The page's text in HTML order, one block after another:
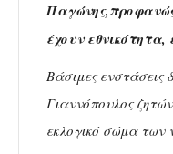
έχουν
Βάσιμες ενστάσεις
Γιαννόπουλος
εκλογικό σώμα των